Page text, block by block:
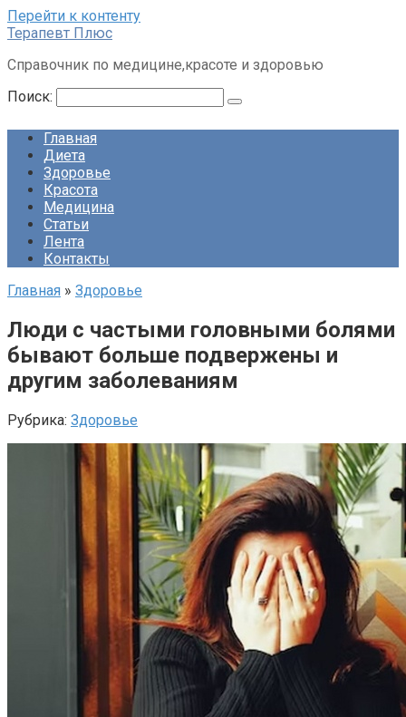
Перейти к контенту
Терапевт Плюс
Справочник по медицине,красоте и здоровью
Поиск:
Главная
Диета
Здоровье
Красота
Медицина
Статьи
Лента
Контакты
Главная » Здоровье
Люди с частыми головными болями
бывают больше подвержены и
другим заболеваниям
Рубрика: Здоровье